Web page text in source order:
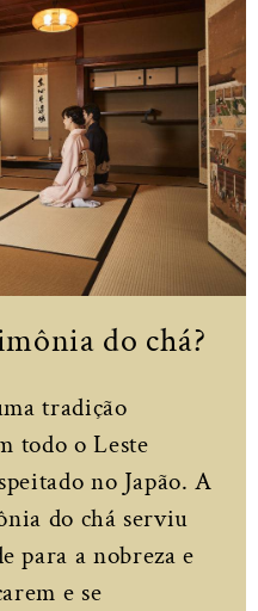
do chá?
tradição
todo o Leste
no Japão. A
do chá serviu
para a nobreza e
e se